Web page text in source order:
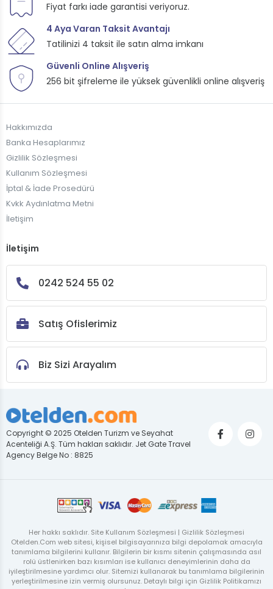
Fiyat farkı iade garantisi veriyoruz.
4 Aya Varan Taksit Avantajı
Tatilinizi 4 taksit ile satın alma imkanı
Güvenli Online Alışveriş
256 bit şifreleme ile yüksek güvenlikli online alışveriş
Hakkımızda
Banka Hesaplarımız
Gizlilik Sözleşmesi
Kullanım Sözleşmesi
İptal & İade Prosedürü
Kvkk Aydınlatma Metni
İletişim
İletişim
0242 524 55 02
Satış Ofislerimiz
Biz Sizi Arayalım
Copyright © 2025 Otelden Turizm ve Seyahat
Acenteliği A.Ş. Tüm hakları saklıdır. Jet Gate Travel
Agency Belge No : 8825
Her hakkı saklıdır. Site Kullanım Sözleşmesi | Gizlilik Sözleşmesi
Otelden.Com web sitesi, kişisel bilgisayarınıza bilgi depolamak amacıyla
tanımlama bilgilerini kullanır. Bilgilerin bir kısmı sitenin çalışmasında asıl
rolü üstlenirken bazı kısımları ise kullanıcı deneyimlerinin daha da
iyileştirilmesine yardımcı olur. Sitemizi kullanarak bu tanımlama bilgilerinin
yerleştirilmesine izin vermiş olursunuz. Detaylı bilgi için Gizlilik Politikamızı